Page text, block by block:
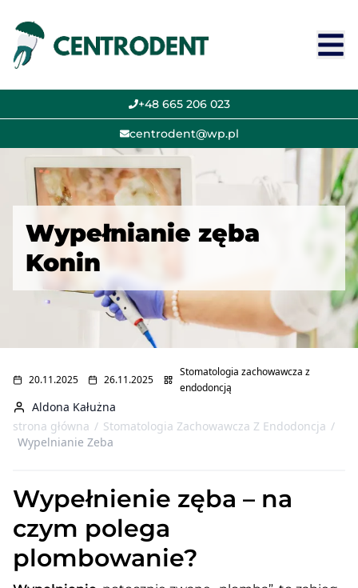
+48 665 206 023
centrodent@wp.pl
Wypełnianie zęba
Konin
20.11.2025 26.11.2025
Stomatologia zachowawcza z
endodoncją
Aldona Kałużna
strona główna / Stomatologia Zachowawcza Z Endodoncja /
Wypelnianie Zeba
Wypełnienie zęba – na
czym polega
plombowanie?